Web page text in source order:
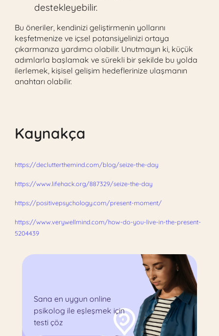
destekleyebilir.
Bu öneriler, kendinizi geliştirmenin yollarını
keşfetmenize ve içsel potansiyelinizi ortaya
çıkarmanıza yardımcı olabilir. Unutmayın ki, küçük
adımlarla başlamak ve sürekli bir şekilde bu yolda
ilerlemek, kişisel gelişim hedeflerinize ulaşmanın
anahtarı olabilir.
Kaynakça
https://declutterthemind.com/blog/seize-the-day
https://www.lifehack.org/887329/seize-the-day
https://positivepsychology.com/present-moment/
https://www.verywellmind.com/how-do-you-live-in-the-present-
5204439
Sana en uygun online
psikolog ile eşleşmek için
testi çöz